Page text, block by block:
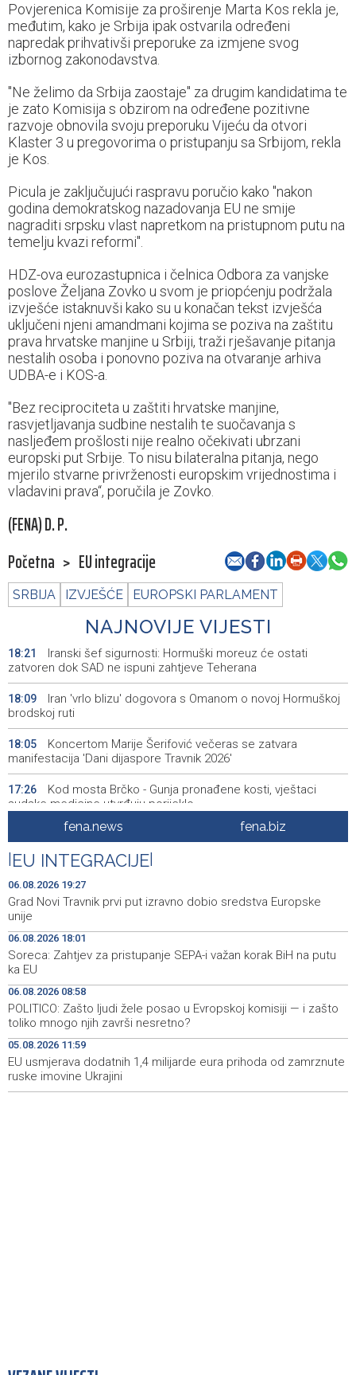
Povjerenica Komisije za proširenje Marta Kos rekla je,
međutim, kako je Srbija ipak ostvarila određeni
napredak prihvativši preporuke za izmjene svog
izbornog zakonodavstva.
"Ne želimo da Srbija zaostaje" za drugim kandidatima te
je zato Komisija s obzirom na određene pozitivne
razvoje obnovila svoju preporuku Vijeću da otvori
Klaster 3 u pregovorima o pristupanju sa Srbijom, rekla
je Kos.
Picula je zaključujući raspravu poručio kako "nakon
godina demokratskog nazadovanja EU ne smije
nagraditi srpsku vlast napretkom na pristupnom putu na
temelju kvazi reformi".
HDZ-ova eurozastupnica i čelnica Odbora za vanjske
poslove Željana Zovko u svom je priopćenju podržala
izvješće istaknuvši kako su u konačan tekst izvješća
uključeni njeni amandmani kojima se poziva na zaštitu
prava hrvatske manjine u Srbiji, traži rješavanje pitanja
nestalih osoba i ponovno poziva na otvaranje arhiva
UDBA-e i KOS-a.
"Bez reciprociteta u zaštiti hrvatske manjine,
rasvjetljavanja sudbine nestalih te suočavanja s
nasljeđem prošlosti nije realno očekivati ubrzani
europski put Srbije. To nisu bilateralna pitanja, nego
mjerilo stvarne privrženosti europskim vrijednostima i
vladavini prava“, poručila je Zovko.
(FENA) D. P.
Početna > EU integracije
SRBIJA IZVJEŠĆE EUROPSKI PARLAMENT
NAJNOVIJE VIJESTI
18:21
Iranski šef sigurnosti: Hormuški moreuz će ostati
zatvoren dok SAD ne ispuni zahtjeve Teherana
18:09
Iran 'vrlo blizu' dogovora s Omanom o novoj Hormuškoj
brodskoj ruti
18:05
Koncertom Marije Šerifović večeras se zatvara
manifestacija 'Dani dijaspore Travnik 2026'
17:26
Kod mosta Brčko - Gunja pronađene kosti, vještaci
sudske medicine utvrđuju porijeklo
'Pekijada' u Varešu okupila 37 ekipa iz četiri države
regiona
16:55 U rijeci Krivaji kod Zavidovića utopio se muškarac
16:08 Otvorena džamija u Milatkovićima kod Čajniča
15:55
Zmajice se okupile u Mostaru: Reprezentacija BiH kreće
po novu mediteransku priču
15:55
SFF - Specijalna predfestivalska projekcija restauriranog
filma 'Žena s krajolikom' Ivice Matića
Požar kod Konjica i dalje aktivan, stanje bolje nego
jutros
fena.news fena.biz
EU INTEGRACIJE
06.08.2026 19:27
Grad Novi Travnik prvi put izravno dobio sredstva Europske
unije
06.08.2026 18:01
Soreca: Zahtjev za pristupanje SEPA-i važan korak BiH na putu
ka EU
06.08.2026 08:58
POLITICO: Zašto ljudi žele posao u Evropskoj komisiji — i zašto
toliko mnogo njih završi nesretno?
05.08.2026 11:59
EU usmjerava dodatnih 1,4 milijarde eura prihoda od zamrznute
ruske imovine Ukrajini